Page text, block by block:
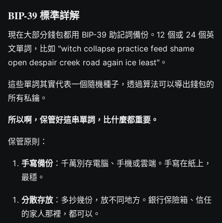
BIP-39 標準詳解
現在大部分錢包都用 BIP-39 助記詞備份。12 個或 24 個英
文單詞，比如 "witch collapse practice feed shame
open despair creek road again ice least"。
這些單詞其實代表一個隨機種子，透過算法可以導出錢包的
所有私鑰。
所以啊，保管好這串單詞，比什麼都重要。
保管原則：
手寫備份：千萬別存電腦、手機或雲端。手寫在紙上，
最穩。
分散存放：多抄幾份，放不同地方。銀行保險箱、信任
的家人那裡，都可以。